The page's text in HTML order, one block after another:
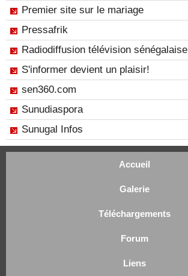
Premier site sur le mariage
Pressafrik
Radiodiffusion télévision sénégalaise
S'informer devient un plaisir!
sen360.com
Sunudiaspora
Sunugal Infos
Accueil
Galerie
Téléchargements
Forum
Liens